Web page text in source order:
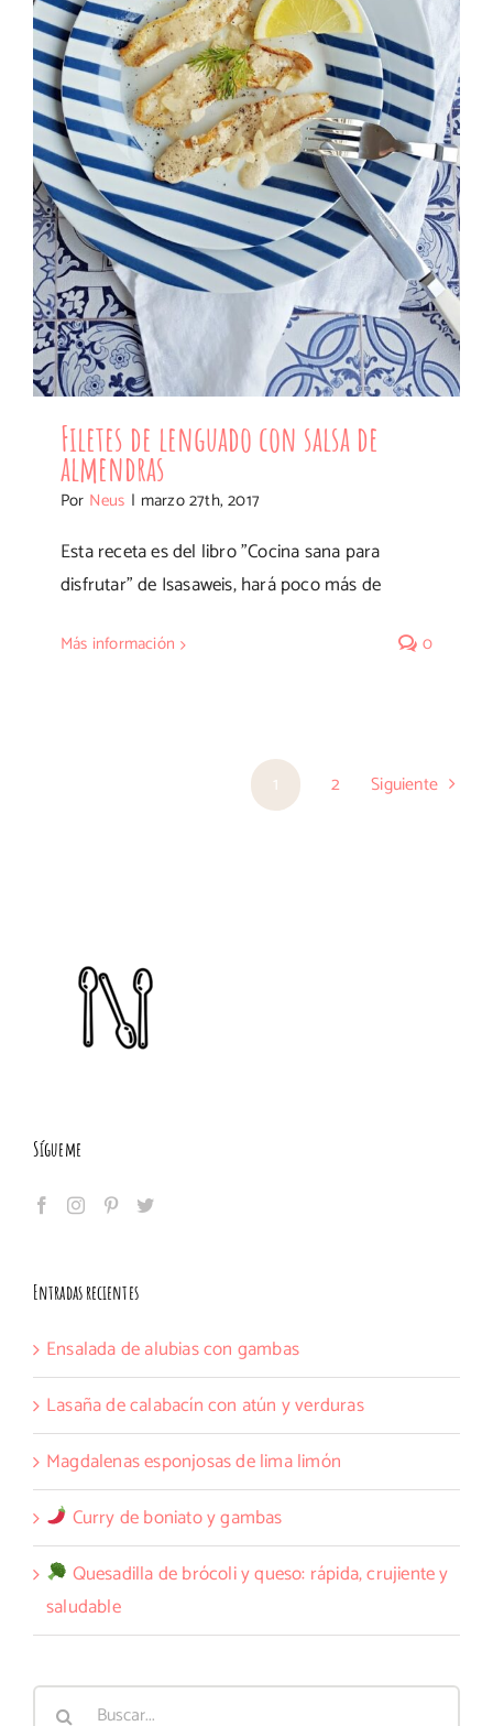
almendras
Filetes de lenguado con salsa de
almendras
Por Neus | marzo 27th, 2017
Esta receta es del libro "Cocina sana para
disfrutar" de Isasaweis, hará poco más de
Más información 0
1 2 Siguiente
Sígueme
Entradas recientes
Ensalada de alubias con gambas
Lasaña de calabacín con atún y verduras
Magdalenas esponjosas de lima limón
Curry de boniato y gambas
Quesadilla de brócoli y queso: rápida, crujiente y
saludable